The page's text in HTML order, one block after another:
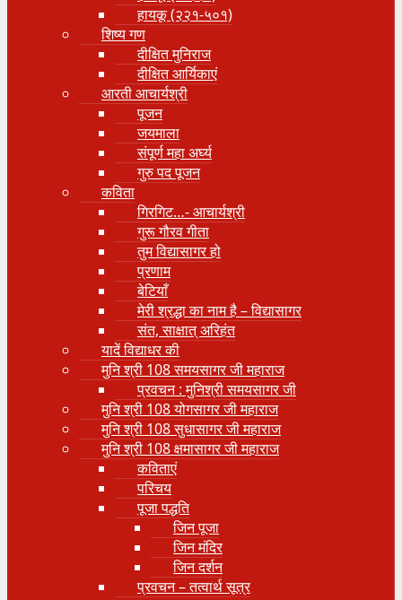
हायकू (२२१-५०१)
शिष्य गण
दीक्षित मुनिराज
दीक्षित आर्यिकाएं
आरती आचार्यश्री
पूजन
जयमाला
संपूर्ण महा अर्घ्य
गुरु पद पूजन
कविता
गिरगिट…- आचार्यश्री
गुरू गौरव गीता
तुम विद्यासागर हो
प्रणाम
बेटियाँ
मेरी श्रद्धा का नाम है – विद्यासागर
संत, साक्षात् अरिहंत
यादें विद्याधर की
मुनि श्री 108 समयसागर जी महाराज
प्रवचन : मुनिश्री समयसागर जी
मुनि श्री 108 योगसागर जी महाराज
मुनि श्री 108 सुधासागर जी महाराज
मुनि श्री 108 क्षमासागर जी महाराज
कविताएं
परिचय
पूजा पद्धति
जिन पूजा
जिन मंदिर
जिन दर्शन
प्रवचन – तत्वार्थ सूत्र